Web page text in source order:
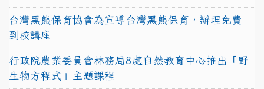
台灣黑熊保育協會為宣導台灣黑熊保育，辦理免費
到校講座
行政院農業委員會林務局8處自然教育中心推出「野
生物方程式」主題課程